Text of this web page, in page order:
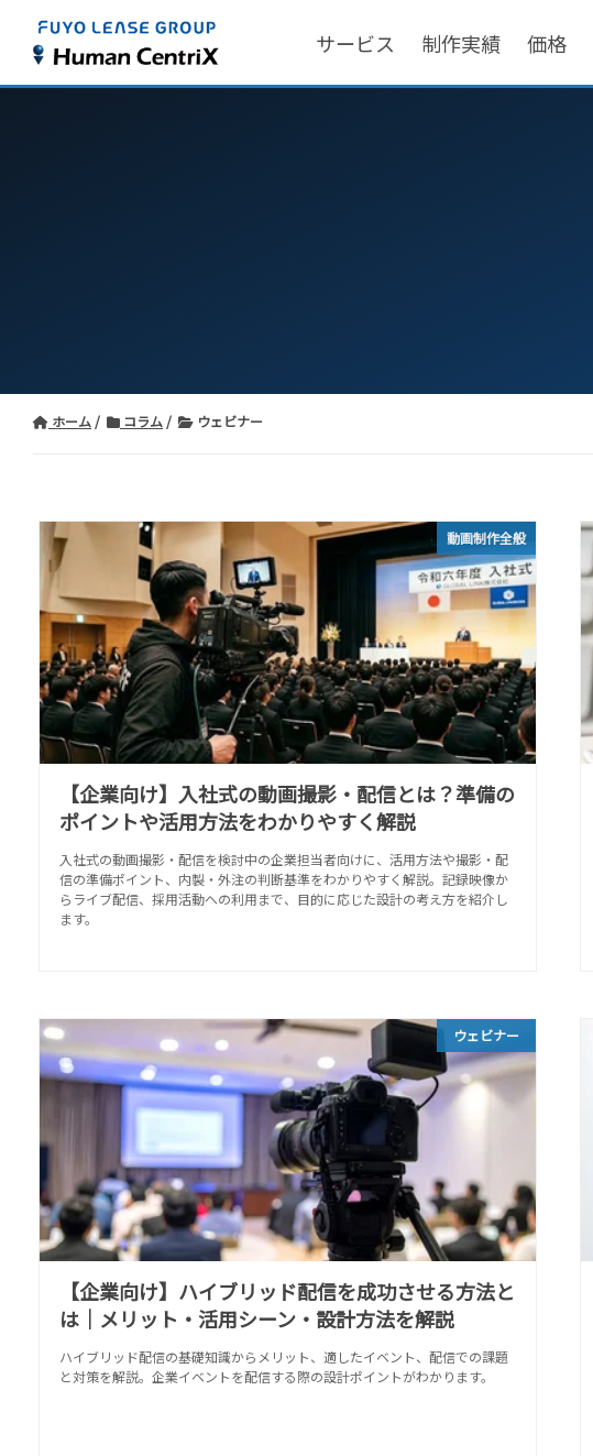
サービス 制作実績 価格
ホーム コラム ウェビナー
動画制作全般
【企業向け】入社式の動画撮影・配信とは？準備の
ポイントや活用方法をわかりやすく解説
入社式の動画撮影・配信を検討中の企業担当者向けに、活用方法や撮影・配
信の準備ポイント、内製・外注の判断基準をわかりやすく解説。記録映像か
らライブ配信、採用活動への利用まで、目的に応じた設計の考え方を紹介し
ます。
ウェビナー
【企業向け】ハイブリッド配信を成功させる方法と
は｜メリット・活用シーン・設計方法を解説
ハイブリッド配信の基礎知識からメリット、適したイベント、配信での課題
と対策を解説。企業イベントを配信する際の設計ポイントがわかります。